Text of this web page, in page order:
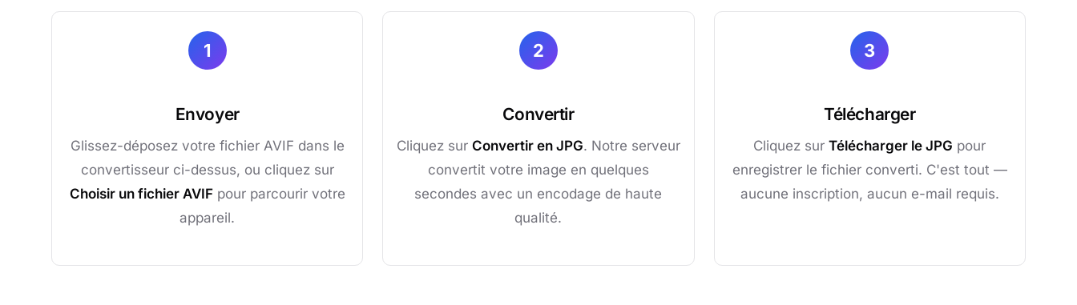
1
Envoyer
Glissez-déposez votre fichier AVIF dans le
convertisseur ci-dessus, ou cliquez sur
Choisir un fichier AVIFpour parcourir votre
appareil.
2
Convertir
Cliquez sur Convertir en JPG. Notre serveur
convertit votre image en quelques
secondes avec un encodage de haute
qualité.
3
Télécharger
Cliquez surTélécharger le JPG pour
enregistrer le fichier converti. C'est tout —
aucune inscription, aucun e-mail requis.